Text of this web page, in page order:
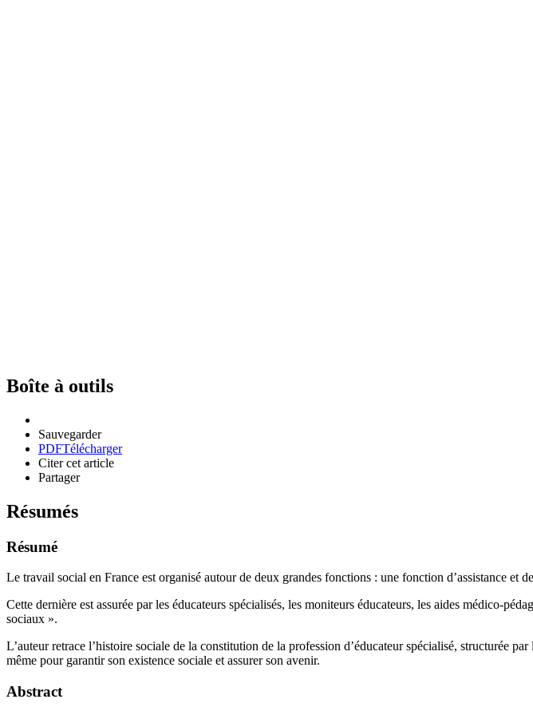
Boîte à outils
Sauvegarder
PDFTélécharger
Citer cet article
Partager
Résumés
Résumé
Le travail social en France est organisé autour de deux grandes fonctions : une fonction d’assistance et
Cette dernière est assurée par les éducateurs spécialisés, les moniteurs éducateurs, les aides médico-
sociaux ».
L’auteur retrace l’histoire sociale de la constitution de la profession d’éducateur spécialisé, structurée
même pour garantir son existence sociale et assurer son avenir.
Abstract